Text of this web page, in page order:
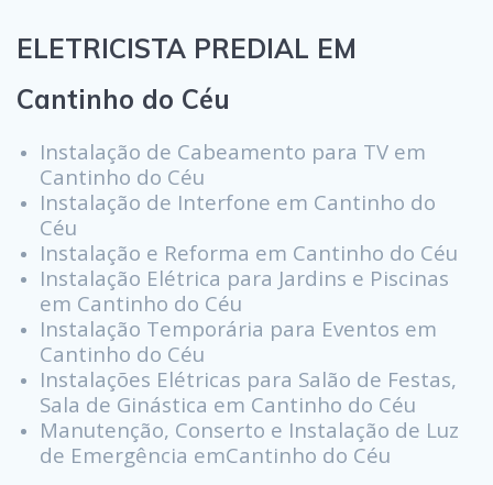
ELETRICISTA PREDIAL EM
Cantinho do Céu
Instalação de Cabeamento para TV em
Cantinho do Céu
Instalação de Interfone em Cantinho do
Céu
Instalação e Reforma em Cantinho do Céu
Instalação Elétrica para Jardins e Piscinas
em Cantinho do Céu
Instalação Temporária para Eventos em
Cantinho do Céu
Instalações Elétricas para Salão de Festas,
Sala de Ginástica em Cantinho do Céu
Manutenção, Conserto e Instalação de Luz
de Emergência emCantinho do Céu